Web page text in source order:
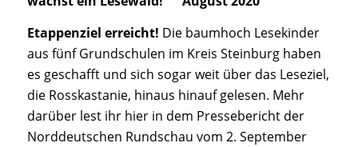
Etappenziel erreicht! Die baumhoch Lesekinder
aus fünf Grundschulen im Kreis Steinburg haben
es geschafft und sich sogar weit über das Leseziel,
die Rosskastanie, hinaus hinauf gelesen. Mehr
darüber lest ihr hier in dem Pressebericht der
Norddeutschen Rundschau vom 2. September